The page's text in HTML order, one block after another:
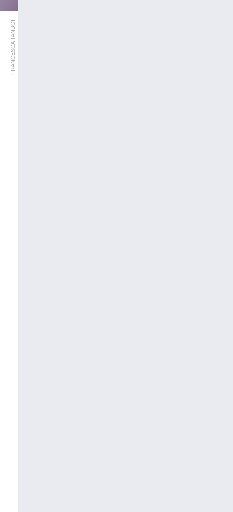
FRANCESCA TANDOI